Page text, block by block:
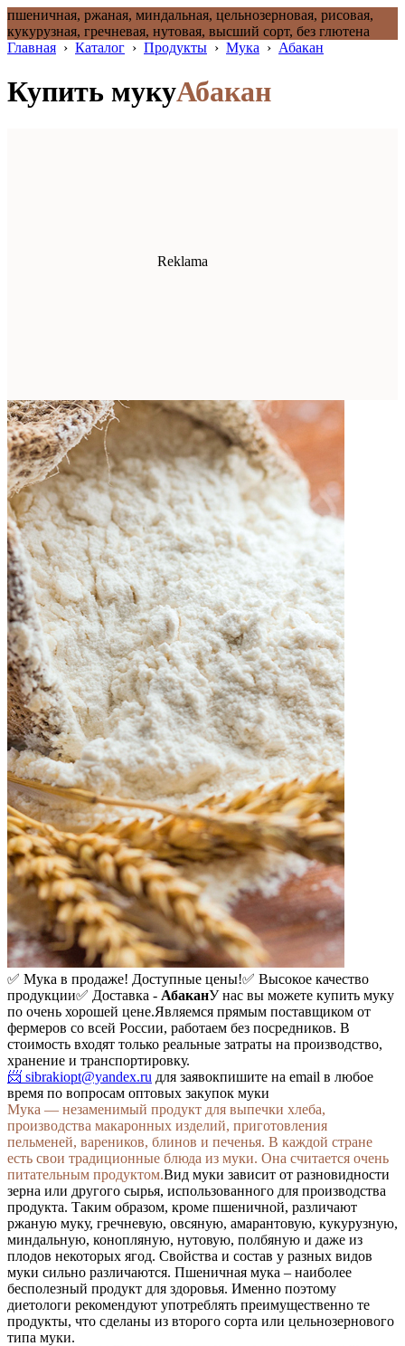
пшеничная, ржаная, миндальная, цельнозерновая, рисовая,
кукурузная, гречневая, нутовая, высший сорт, без глютена
Главная › Каталог › Продукты › Мука › Абакан
Купить мукуАбакан
✅ Мука в продаже! Доступные цены!✅ Высокое качество
продукции✅ Доставка - АбаканУ нас вы можете купить муку
по очень хорошей цене.Являемся прямым поставщиком от
фермеров со всей России, работаем без посредников. В
стоимость входят только реальные затраты на производство,
хранение и транспортировку.
📨 sibrakiopt@yandex.ru для заявокпишите на email в любое
время по вопросам оптовых закупок муки
Мука — незаменимый продукт для выпечки хлеба,
производства макаронных изделий, приготовления
пельменей, вареников, блинов и печенья. В каждой стране
есть свои традиционные блюда из муки. Она считается очень
питательным продуктом.Вид муки зависит от разновидности
зерна или другого сырья, использованного для производства
продукта. Таким образом, кроме пшеничной, различают
ржаную муку, гречневую, овсяную, амарантовую, кукурузную,
миндальную, конопляную, нутовую, полбяную и даже из
плодов некоторых ягод. Свойства и состав у разных видов
муки сильно различаются. Пшеничная мука – наиболее
бесполезный продукт для здоровья. Именно поэтому
диетологи рекомендуют употреблять преимущественно те
продукты, что сделаны из второго сорта или цельнозернового
типа муки.